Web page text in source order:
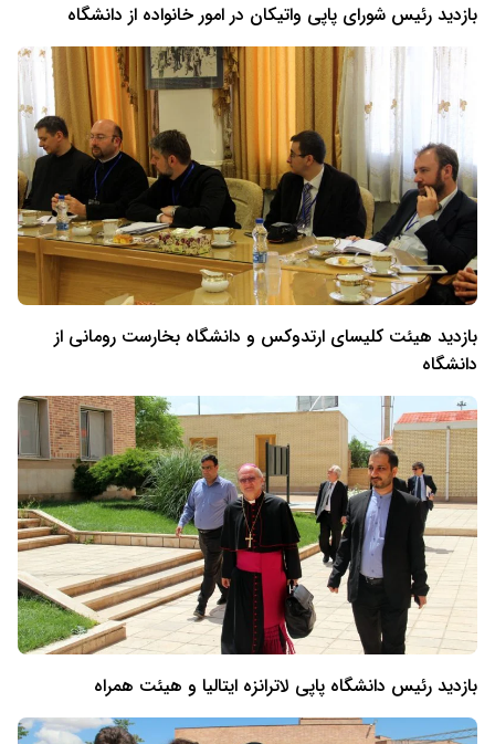
بازدید رئیس شورای پاپی واتیکان در امور خانواده از دانشگاه
بازدید هیئت کلیسای ارتدوکس و دانشگاه بخارست رومانی از
دانشگاه
بازدید رئیس دانشگاه پاپی لاترانزه ایتالیا و هیئت همراه